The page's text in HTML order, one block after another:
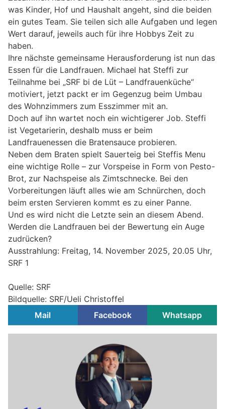
was Kinder, Hof und Haushalt angeht, sind die beiden
ein gutes Team. Sie teilen sich alle Aufgaben und legen
Wert darauf, jeweils auch für ihre Hobbys Zeit zu
haben.
Ihre nächste gemeinsame Herausforderung ist nun das
Essen für die Landfrauen. Michael hat Steffi zur
Teilnahme bei „SRF bi de Lüt – Landfrauenküche“
motiviert, jetzt packt er im Gegenzug beim Umbau
des Wohnzimmers zum Esszimmer mit an.
Doch auf ihn wartet noch ein wichtigerer Job. Steffi
ist Vegetarierin, deshalb muss er beim
Landfrauenessen die Bratensauce probieren.
Neben dem Braten spielt Sauerteig bei Steffis Menu
eine wichtige Rolle – zur Vorspeise in Form von Pesto-
Brot, zur Nachspeise als Zimtschnecke. Bei den
Vorbereitungen läuft alles wie am Schnürchen, doch
beim ersten Servieren kommt es zu einer Panne.
Und es wird nicht die Letzte sein an diesem Abend.
Werden die Landfrauen bei der Bewertung ein Auge
zudrücken?
Ausstrahlung: Freitag, 14. November 2025, 20.05 Uhr,
SRF 1
Quelle: SRF
Bildquelle: SRF/Ueli Christoffel
Mail
Facebook Whatsapp